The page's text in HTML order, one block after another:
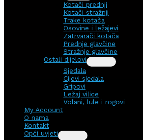
Kotači prednji
Kotači stražnji
Trake kotača
Osovine i ležajevi
Zatrvarači kotača
Prednje glavčine
Stražnje glavčine
Ostali dijelovi
Sjedala
Cijevi sjedala
Gripovi
Ležaj vilice
Volani, lule i rogovi
My Account
O nama
Kontakt
Opći uvjeti